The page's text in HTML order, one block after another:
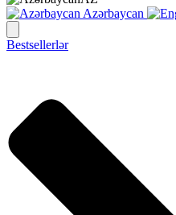
Azərbaycan
Bestsellerlər